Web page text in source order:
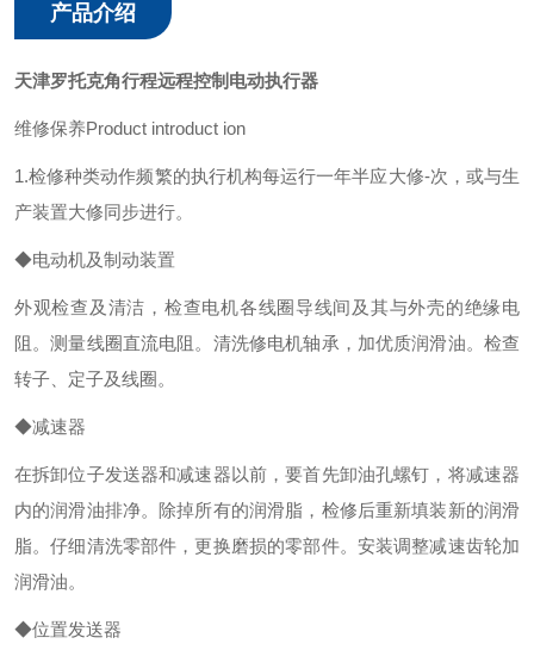
产品介绍
天津罗托克角行程远程控制电动执行器
维修保养Product introduct ion
1.检修种类动作频繁的执行机构每运行一年半应大修-次，或与生
产装置大修同步进行。
◆电动机及制动装置
外观检查及清洁，检查电机各线圈导线间及其与外壳的绝缘电
阻。测量线圈直流电阻。清洗修电机轴承，加优质润滑油。检查
转子、定子及线圈。
◆减速器
在拆卸位子发送器和减速器以前，要首先卸油孔螺钉，将减速器
内的润滑油排净。除掉所有的润滑脂，检修后重新填装新的润滑
脂。仔细清洗零部件，更换磨损的零部件。安装调整减速齿轮加
润滑油。
◆位置发送器